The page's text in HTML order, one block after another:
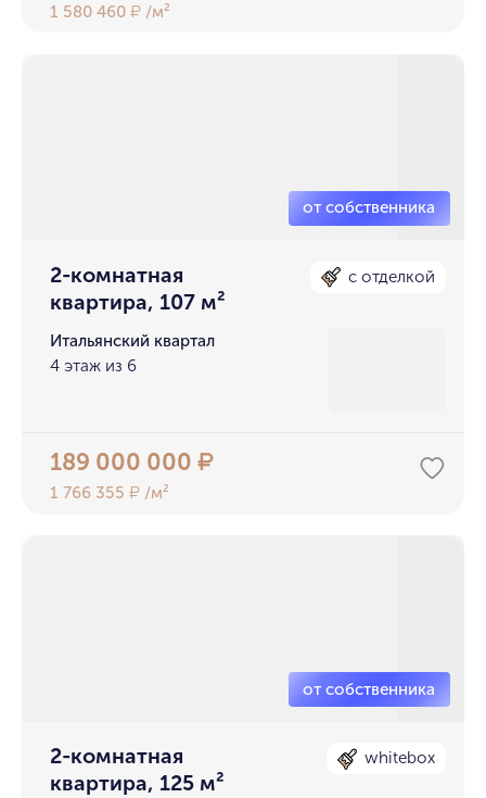
1 580 460₽ /м²
2-комнатная
квартира, 107 м²
с отделкой
Итальянский квартал
4 этаж из 6
189 000 000₽
1 766 355₽ /м²
2-комнатная
квартира, 125 м²
whitebox